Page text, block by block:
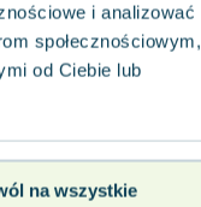
i analizować
społecznościowym,
od Ciebie lub
na wszystkie